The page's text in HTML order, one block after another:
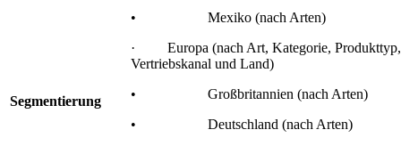
Segmentierung
• Mexiko (nach Arten)
· Europa (nach Art, Kategorie, Produkttyp,
Vertriebskanal und Land)
• Großbritannien (nach Arten)
• Deutschland (nach Arten)